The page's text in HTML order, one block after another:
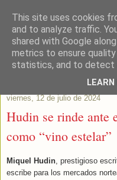
Este Vino
Vinos y más cosas
viernes, 12 de julio de 2024
Hudin se rinde ante
como “vino estelar”
Miquel Hudin , prestigioso
escribe para los mercados
This site uses cookies
and to analyze traffic.
shared with Google
metrics to ensure
statistics, and to detect